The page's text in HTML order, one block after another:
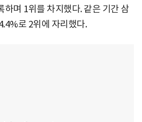
하며 1위를 차지했다. 같은 기간 삼
로 2위에 자리했다.